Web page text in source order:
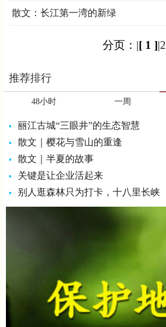
散文：长江第一湾的新绿
分页：|[ 1 ]|2
推荐排行
48小时 一周
丽江古城“三眼井”的生态智慧
散文｜樱花与雪山的重逢
散文｜半夏的故事
关键是让企业活起来
别人逛森林只为打卡，十八里长峡